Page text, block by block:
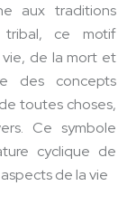
aux traditions
tribal, ce motif
de la mort et
des concepts
toutes choses,
Ce symbole
cyclique de
de la vie